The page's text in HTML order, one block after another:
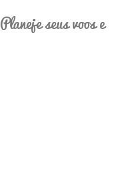
Planeje seus voos e